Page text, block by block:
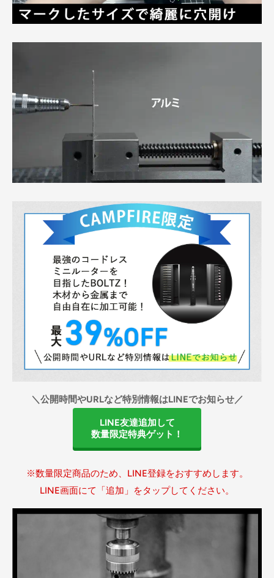
＼公開時間やURLなど特別情報はLINEでお知らせ／
LINE友達追加して
数量限定特典ゲット！
※数量限定商品のため、LINE登録をおすすめします。
LINE画面にて「追加」をタップしてください。